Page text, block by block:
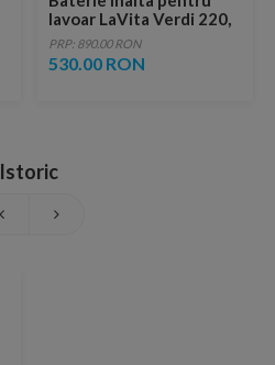
lavoar LaVita Verdi 220,
fara ventil, brushed
copper
PRP: 890.00 RON
530.00 RON
Istoric